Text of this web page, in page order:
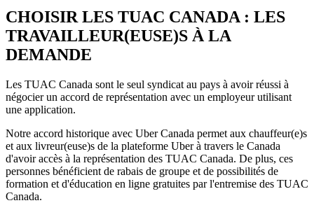
CHOISIR LES TUAC CANADA : LES
TRAVAILLEUR(EUSE)S À LA
DEMANDE
Les TUAC Canada sont le seul syndicat au pays à avoir réussi à
négocier un accord de représentation avec un employeur utilisant
une application.
Notre accord historique avec Uber Canada permet aux chauffeur(e)s
et aux livreur(euse)s de la plateforme Uber à travers le Canada
d'avoir accès à la représentation des TUAC Canada. De plus, ces
personnes bénéficient de rabais de groupe et de possibilités de
formation et d'éducation en ligne gratuites par l'entremise des TUAC
Canada.